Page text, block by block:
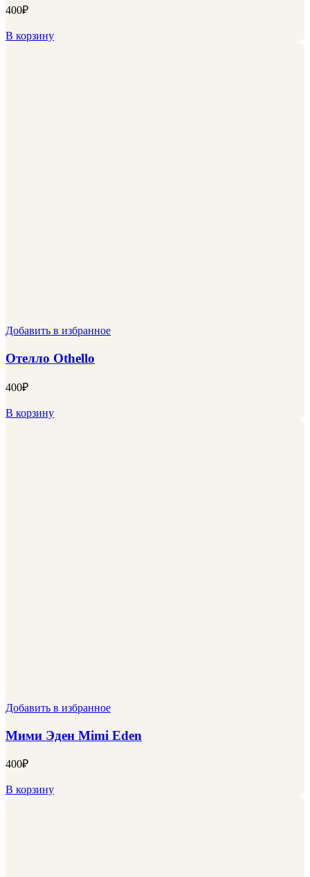
400₽
В корзину
Добавить в избранное
Отелло Othello
400₽
В корзину
Добавить в избранное
Мими Эден Mimi Eden
400₽
В корзину